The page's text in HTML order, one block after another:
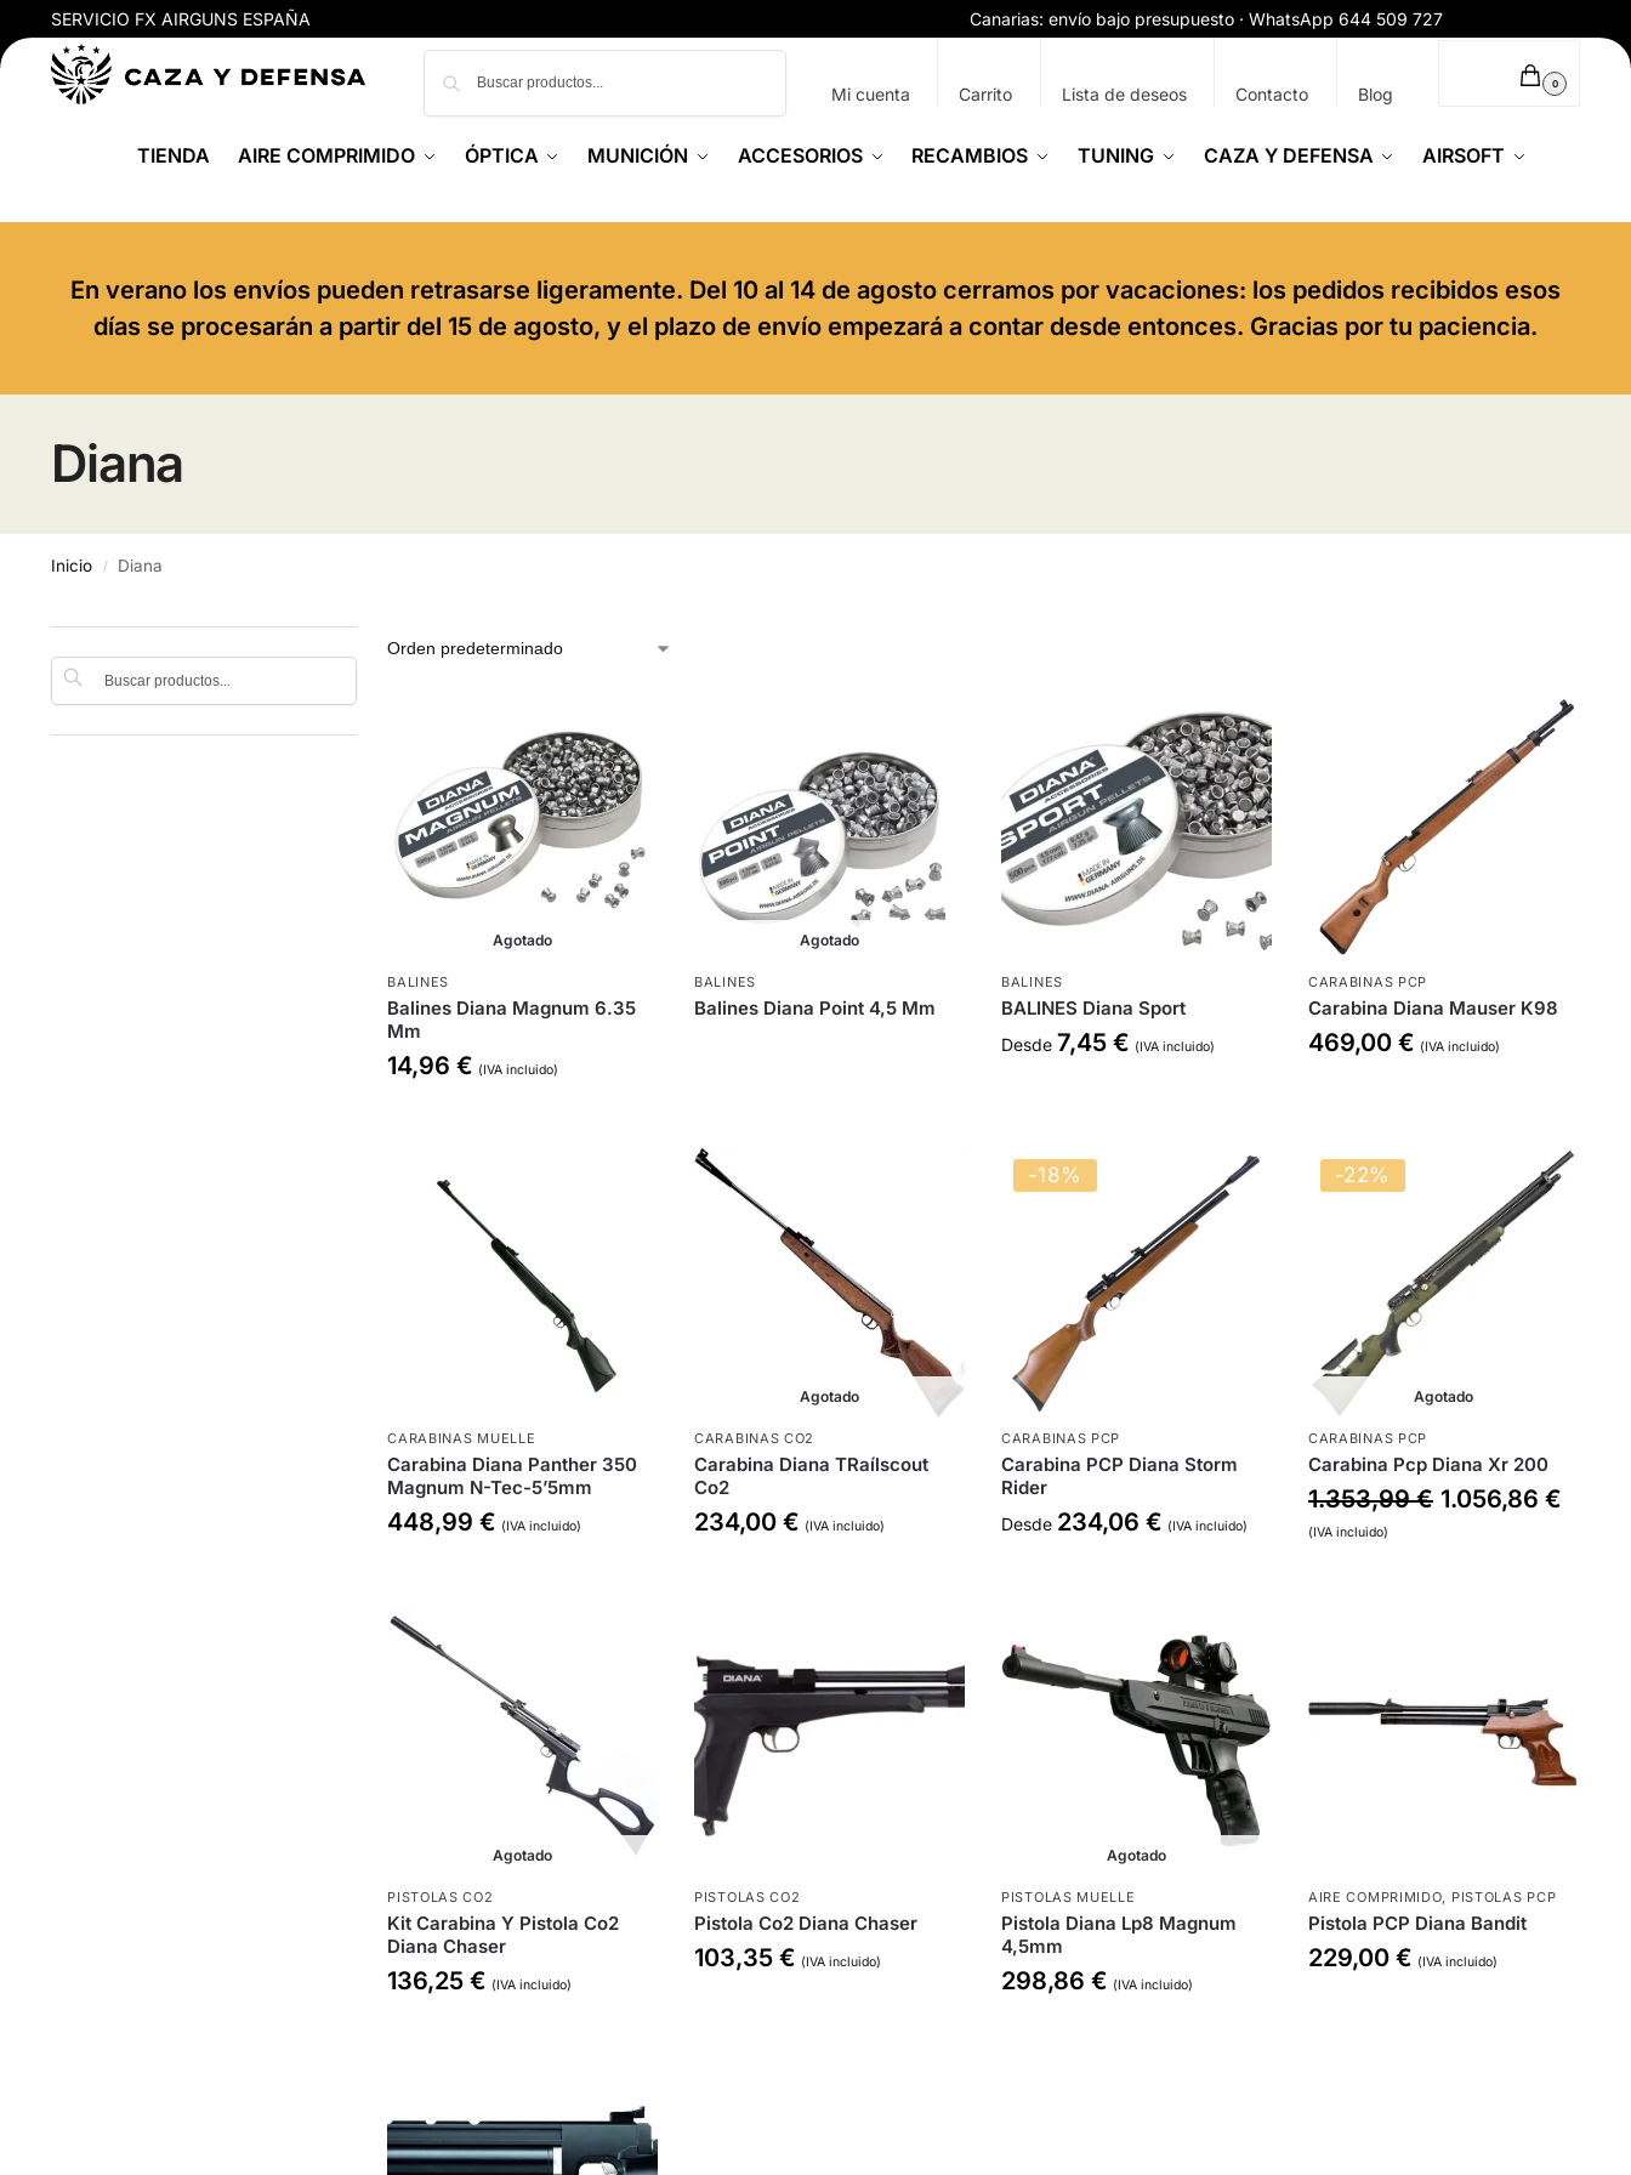
SERVICIO FX AIRGUNS ESPAÑA Canarias: envío bajo presupuesto · WhatsApp 644 509 727
Mi cuenta Carrito Lista de deseos Contacto Blog 0
TIENDA AIRE COMPRIMIDO ÓPTICA MUNICIÓN ACCESORIOS RECAMBIOS TUNING CAZA Y DEFENSA AIRSOFT
En verano los envíos pueden retrasarse ligeramente. Del 10 al 14 de agosto cerramos por vacaciones: los pedidos recibidos esos
días se procesarán a partir del 15 de agosto, y el plazo de envío empezará a contar desde entonces. Gracias por tu paciencia.
Diana
Inicio / Diana
Agotado
BALINES
Balines Diana Magnum 6.35
Mm
14,96€ (IVA incluido)
Agotado
BALINES
Balines Diana Point 4,5 Mm
BALINES
BALINES Diana Sport
Desde 7,45€ (IVA incluido)
CARABINAS PCP
Carabina Diana Mauser K98
469,00 € (IVA incluido)
CARABINAS MUELLE
Carabina Diana Panther 350
Magnum N-Tec-5’5mm
448,99€ (IVA incluido)
Agotado
CARABINAS CO2
Carabina Diana TRaílscout
Co2
234,00€ (IVA incluido)
-18%
CARABINAS PCP
Carabina PCP Diana Storm
Rider
Desde 234,06€ (IVA incluido)
-22%
Agotado
CARABINAS PCP
Carabina Pcp Diana Xr 200
1.353,99€ 1.056,86€
(IVA incluido)
Agotado
PISTOLAS CO2
Kit Carabina Y Pistola Co2
Diana Chaser
136,25€ (IVA incluido)
PISTOLAS CO2
Pistola Co2 Diana Chaser
103,35€ (IVA incluido)
Agotado
PISTOLAS MUELLE
Pistola Diana Lp8 Magnum
4,5mm
298,86€ (IVA incluido)
AIRE COMPRIMIDO, PISTOLAS PCP
Pistola PCP Diana Bandit
229,00 € (IVA incluido)